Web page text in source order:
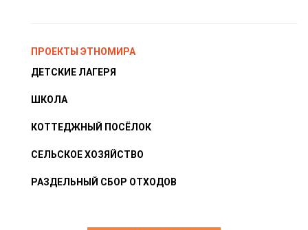
ПРОЕКТЫ ЭТНОМИРА
ДЕТСКИЕ ЛАГЕРЯ
ШКОЛА
КОТТЕДЖНЫЙ ПОСЁЛОК
СЕЛЬСКОЕ ХОЗЯЙСТВО
РАЗДЕЛЬНЫЙ СБОР ОТХОДОВ